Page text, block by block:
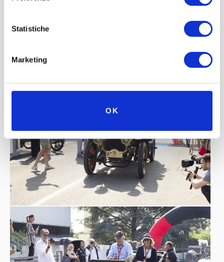
Statistiche
Marketing
OK